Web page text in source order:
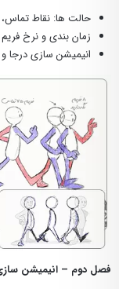
حالت ها: نقاط تماس،
زمان بندی و نرخ فریم
انیمیشن سازی
فصل دوم – انیمیشن